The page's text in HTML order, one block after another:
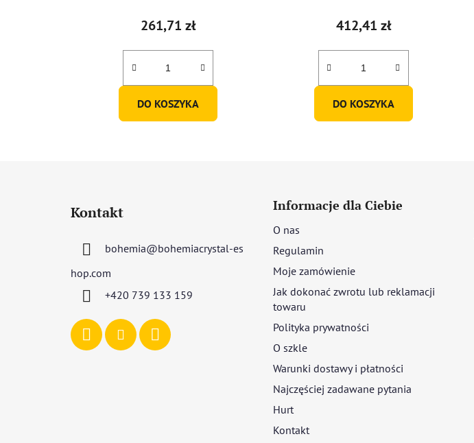
261,71 zł
DO KOSZYKA
412,41 zł
DO KOSZYKA
Kontakt
bohemia@bohemiacrystal-es
hop.com
+420 739 133 159
Informacje dla Ciebie
O nas
Regulamin
Moje zamówienie
Jak dokonać zwrotu lub reklamacji
towaru
Polityka prywatności
O szkle
Warunki dostawy i płatności
Najczęściej zadawane pytania
Hurt
Kontakt